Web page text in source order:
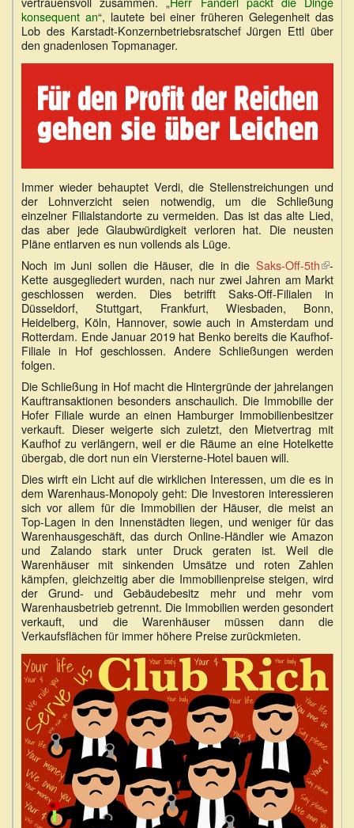
extern)
konsequent an“, lautete bei einer früheren Gelegenheit das
Lob des Karstadt-Konzernbetriebsratschef Jürgen Ettl über
den gnadenlosen Topmanager.
Immer wieder behauptet Verdi, die Stellenstreichungen und
der Lohnverzicht seien notwendig, um die Schließung
einzelner Filialstandorte zu vermeiden. Das ist das alte Lied,
das aber jede Glaubwürdigkeit verloren hat. Die neusten
Pläne entlarven es nun vollends als Lüge.
Noch im Juni sollen die Häuser, die in die Saks-Off-5th(Link
ist
-
Kette ausgegliedert wurden, nach nur zwei Jahren am Markt
geschlossen werden. Dies betrifft Saks-Off-Filialen in
Düsseldorf, Stuttgart, Frankfurt, Wiesbaden, Bonn,
Heidelberg, Köln, Hannover, sowie auch in Amsterdam und
Rotterdam. Ende Januar 2019 hat Benko bereits die Kaufhof-
Filiale in Hof geschlossen. Andere Schließungen werden
folgen.
Die Schließung in Hof macht die Hintergründe der jahrelangen
Kauftransaktionen besonders anschaulich. Die Immobilie der
Hofer Filiale wurde an einen Hamburger Immobilienbesitzer
verkauft. Dieser weigerte sich zuletzt, den Mietvertrag mit
Kaufhof zu verlängern, weil er die Räume an eine Hotelkette
übergab, die dort nun ein Viersterne-Hotel bauen will.
Dies wirft ein Licht auf die wirklichen Interessen, um die es in
dem Warenhaus-Monopoly geht: Die Investoren interessieren
sich vor allem für die Immobilien der Häuser, die meist an
Top-Lagen in den Innenstädten liegen, und weniger für das
Warenhausgeschäft, das durch Online-Händler wie Amazon
und Zalando stark unter Druck geraten ist. Weil die
Warenhäuser mit sinkenden Umsätze und roten Zahlen
kämpfen, gleichzeitig aber die Immobilienpreise steigen, wird
der Grund- und Gebäudebesitz mehr und mehr vom
Warenhausbetrieb getrennt. Die Immobilien werden gesondert
verkauft, und die Warenhäuser müssen dann die
Verkaufsflächen für immer höhere Preise zurückmieten.